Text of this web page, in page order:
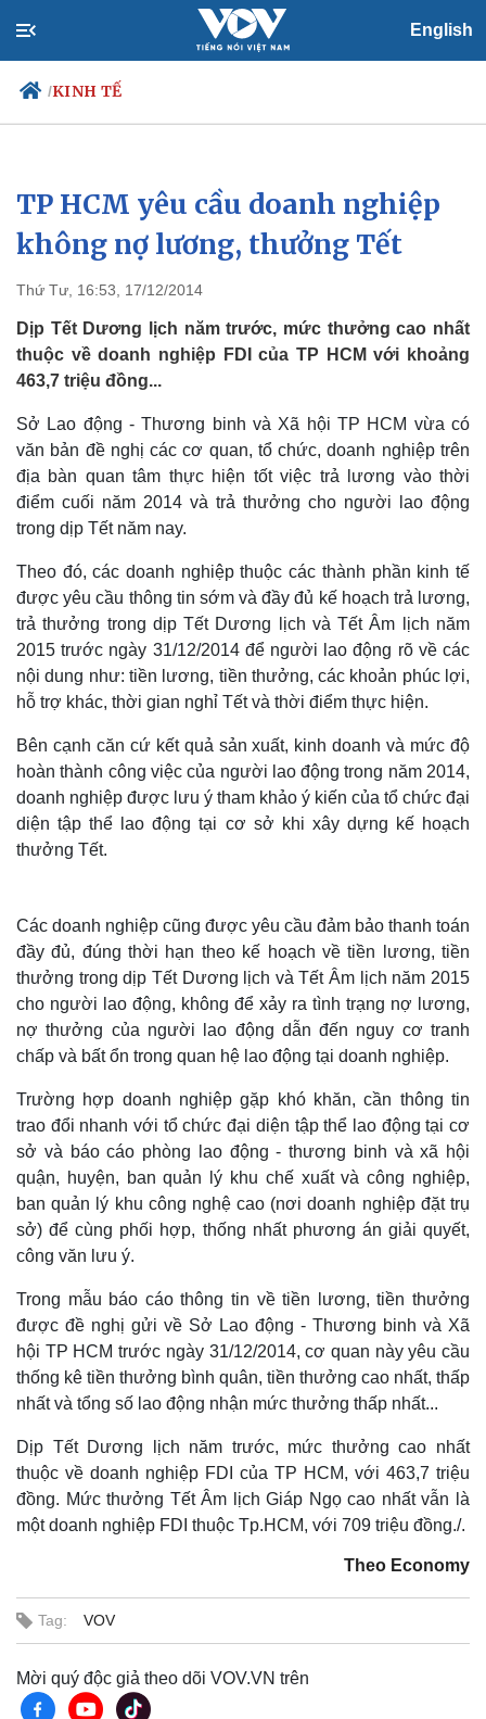
English
/KINH TẾ
Chính trị
Đảng
Tổ chức nhân sự
Nhận diện sự thật
Xã hội
Tin 24h
Dự báo thời tiết
Việc làm
Biển đảo
Thế giới
Quan sát
Multimedia
TP HCM yêu cầu doanh nghiệp
không nợ lương, thưởng Tết
Thứ Tư, 16:53, 17/12/2014
Dịp Tết Dương lịch năm trước, mức thưởng cao nhất
thuộc về doanh nghiệp FDI của TP HCM với khoảng
463,7 triệu đồng...
Sở Lao động - Thương binh và Xã hội TP HCM vừa có
văn bản đề nghị các cơ quan, tổ chức, doanh nghiệp trên
địa bàn quan tâm thực hiện tốt việc trả lương vào thời
điểm cuối năm 2014 và trả thưởng cho người lao động
trong dịp Tết năm nay.
Theo đó, các doanh nghiệp thuộc các thành phần kinh tế
được yêu cầu thông tin sớm và đầy đủ kế hoạch trả lương,
trả thưởng trong dịp Tết Dương lịch và Tết Âm lịch năm
2015 trước ngày 31/12/2014 để người lao động rõ về các
nội dung như: tiền lương, tiền thưởng, các khoản phúc lợi,
hỗ trợ khác, thời gian nghỉ Tết và thời điểm thực hiện.
Bên cạnh căn cứ kết quả sản xuất, kinh doanh và mức độ
hoàn thành công việc của người lao động trong năm 2014,
doanh nghiệp được lưu ý tham khảo ý kiến của tổ chức đại
diện tập thể lao động tại cơ sở khi xây dựng kế hoạch
thưởng Tết.
Các doanh nghiệp cũng được yêu cầu đảm bảo thanh toán
đầy đủ, đúng thời hạn theo kế hoạch về tiền lương, tiền
thưởng trong dịp Tết Dương lịch và Tết Âm lịch năm 2015
cho người lao động, không để xảy ra tình trạng nợ lương,
nợ thưởng của người lao động dẫn đến nguy cơ tranh
chấp và bất ổn trong quan hệ lao động tại doanh nghiệp.
Trường hợp doanh nghiệp gặp khó khăn, cần thông tin
trao đổi nhanh với tổ chức đại diện tập thể lao động tại cơ
sở và báo cáo phòng lao động - thương binh và xã hội
quận, huyện, ban quản lý khu chế xuất và công nghiệp,
ban quản lý khu công nghệ cao (nơi doanh nghiệp đặt trụ
sở) để cùng phối hợp, thống nhất phương án giải quyết,
công văn lưu ý.
Trong mẫu báo cáo thông tin về tiền lương, tiền thưởng
được đề nghị gửi về Sở Lao động - Thương binh và Xã
hội TP HCM trước ngày 31/12/2014, cơ quan này yêu cầu
thống kê tiền thưởng bình quân, tiền thưởng cao nhất, thấp
nhất và tổng số lao động nhận mức thưởng thấp nhất...
Dịp Tết Dương lịch năm trước, mức thưởng cao nhất
thuộc về doanh nghiệp FDI của TP HCM, với 463,7 triệu
đồng. Mức thưởng Tết Âm lịch Giáp Ngọ cao nhất vẫn là
một doanh nghiệp FDI thuộc Tp.HCM, với 709 triệu đồng./.
Theo Economy
Tag: VOV
Mời quý độc giả theo dõi VOV.VN trên